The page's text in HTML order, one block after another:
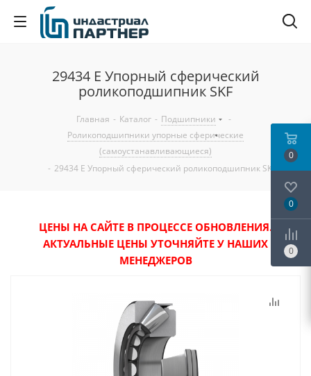
29434 E Упорный сферический
роликоподшипник SKF
Главная - Каталог - Подшипники
-
Роликоподшипники упорные сферические
(самоустанавливающиеся)
- 29434 E Упорный сферический роликоподшипник SKF
ЦЕНЫ НА САЙТЕ В ПРОЦЕССЕ ОБНОВЛЕНИЯ.
АКТУАЛЬНЫЕ ЦЕНЫ УТОЧНЯЙТЕ У НАШИХ
МЕНЕДЖЕРОВ
0
0
0